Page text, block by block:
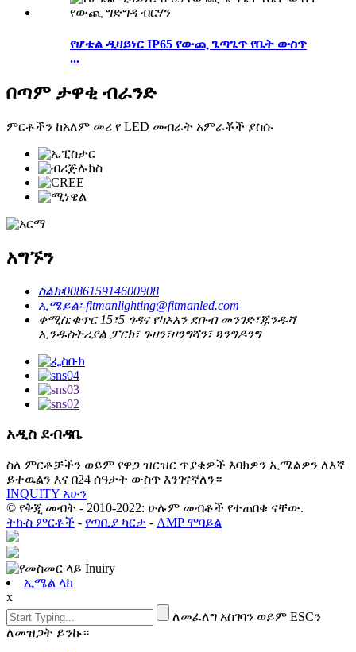
የሆቴል ዲዛይነር IP65 የውጪ ጌጣጌጥ የቤት ውስጥ
...
በጣም ታዋቂ ብራንድ
ምርቶችን ከአለም መሪ የ LED መብራት አምራቾች ያስሱ
አግኙን
ስልክ፡008615914600908
ኢሜይል፡-fitmanlighting@fitmanled.com
ቀሚስ:ቁጥር 15፣5 ጎዳና የካኦአን ደቡብ መንገድ፣ጁንዱሻ
ኢንዱስትሪያል ፓርክ፣ ጉዘን፣ዞንግሻን፣ ጓንግዶንግ
አዲስ ደብዳቤ
ስለ ምርቶቻችን ወይም የዋጋ ዝርዝር ጥያቄዎች እባክዎን ኢሜልዎን ለእኛ
ይተዉልን እና በ24 ሰዓታት ውስጥ እንገናኛለን።
INQUITY አሁን
© የቅጂ መብት - 2010-2022: ሁሉም መብቶች የተጠበቁ ናቸው.
ትኩስ ምርቶች - የጣቢያ ካርታ - AMP ሞባይል
ኢሜል ላክ
x
ለመፈለግ አስገባን ወይም ESCን
ለመዝጋት ይንኩ።